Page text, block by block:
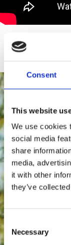
Consent
This website
We use cookies
social media
share
media,
it with other
they’ve
Consent
Selection
Necessary